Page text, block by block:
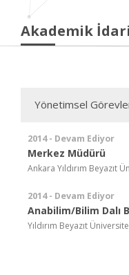
Akademik
Yönetimsel
2014 - Devam Ediyor
Merkez Müdürü
Ankara Yıldırım Beyazıt
2014 - Devam Ediyor
Anabilim/Bilim Dalı
Yıldırım Beyazıt